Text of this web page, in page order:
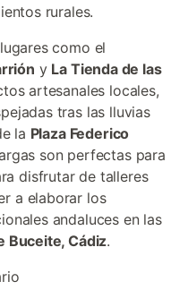
rurales.
como el
y La Tienda de las
artesanales locales,
tras las lluvias
la Plaza Federico
son perfectas para
disfrutar de talleres
a elaborar los
andaluces en las
Buceite, Cádiz.